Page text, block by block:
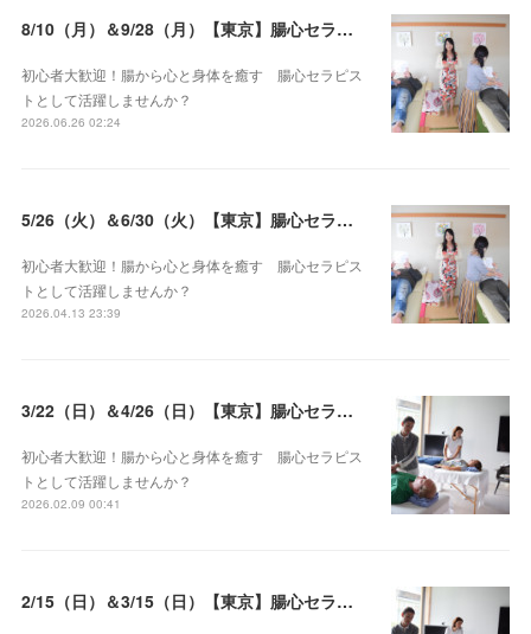
8/10（月）＆9/28（月）【東京】腸心セラピスト養成コース《２日間コース》開講決定
初心者大歓迎！腸から心と身体を癒す 腸心セラピス
トとして活躍しませんか？
2026.06.26 02:24
5/26（火）＆6/30（火）【東京】腸心セラピスト養成コース《２日間コース》開講決定
初心者大歓迎！腸から心と身体を癒す 腸心セラピス
トとして活躍しませんか？
2026.04.13 23:39
3/22（日）＆4/26（日）【東京】腸心セラピスト養成コース《２日間コース》開講決定
初心者大歓迎！腸から心と身体を癒す 腸心セラピス
トとして活躍しませんか？
2026.02.09 00:41
2/15（日）＆3/15（日）【東京】腸心セラピスト養成コース《２日間コース》開講決定